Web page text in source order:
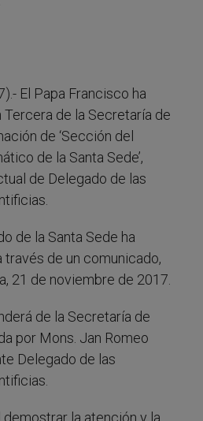
El Papa Francisco ha
de la Secretaría de
de ‘Sección del
de la Santa Sede’,
de Delegado de las
de la Santa Sede ha
de un comunicado,
21 de noviembre de 2017.
de la Secretaría de
por Mons. Jan Romeo
Delegado de las
la atención y la